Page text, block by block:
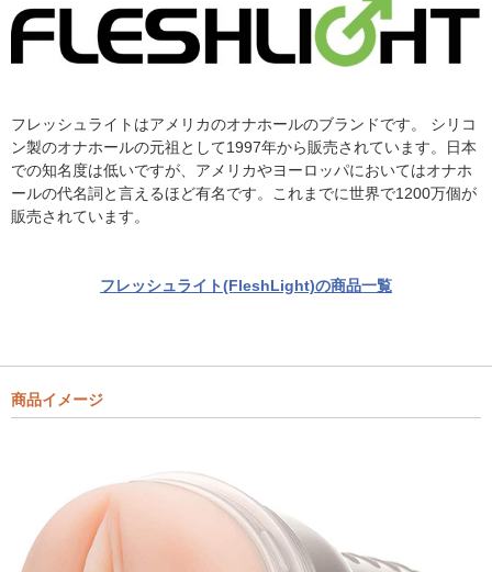
フレッシュライトはアメリカのオナホールのブランドです。 シリコ
ン製のオナホールの元祖として1997年から販売されています。日本
での知名度は低いですが、アメリカやヨーロッパにおいてはオナホ
ールの代名詞と言えるほど有名です。これまでに世界で1200万個が
販売されています。
フレッシュライト(FleshLight)の商品一覧
商品イメージ